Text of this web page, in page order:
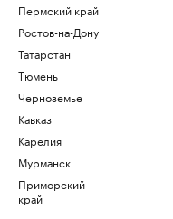
Пермский край
Ростов-на-Дону
Татарстан
Тюмень
Черноземье
Кавказ
Карелия
Мурманск
Приморский
край